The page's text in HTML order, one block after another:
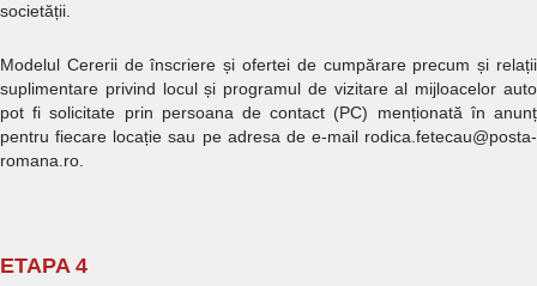
societății.
Modelul Cererii de înscriere și ofertei de cumpărare precum și relații
suplimentare privind locul și programul de vizitare al mijloacelor auto
pot fi solicitate prin persoana de contact (PC) menționată în anunț
pentru fiecare locație sau pe adresa de e-mail rodica.fetecau@posta-
romana.ro.
ETAPA 4